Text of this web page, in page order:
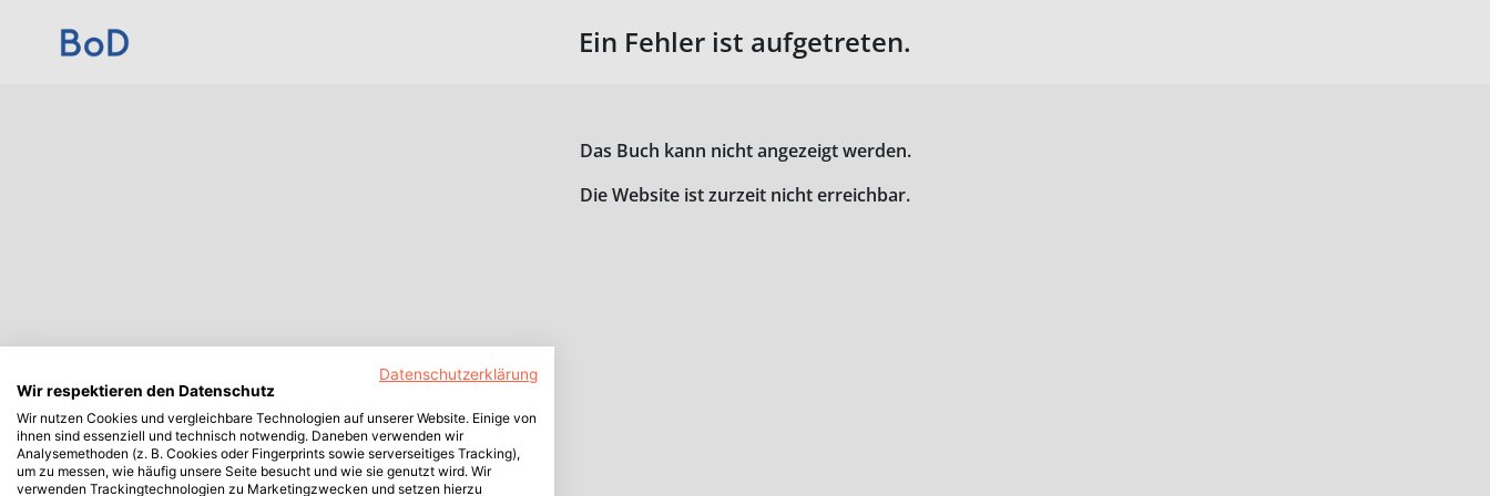
Ein Fehler ist aufgetreten.
Das Buch kann nicht angezeigt werden.
Die Website ist zurzeit nicht erreichbar.
Datenschutzerklärung
Wir respektieren den Datenschutz
Wir nutzen Cookies und vergleichbare Technologien auf unserer Website. Einige von
ihnen sind essenziell und technisch notwendig. Daneben verwenden wir
Analysemethoden (z. B. Cookies oder Fingerprints sowie serverseitiges Tracking),
um zu messen, wie häufig unsere Seite besucht und wie sie genutzt wird. Wir
verwenden Trackingtechnologien zu Marketingzwecken und setzen hierzu